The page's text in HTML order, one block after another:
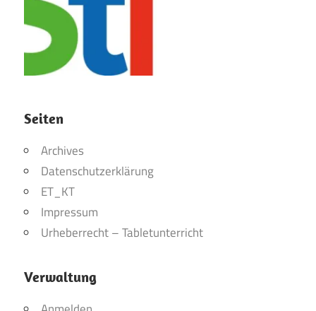
Seiten
Archives
Datenschutzerklärung
ET_KT
Impressum
Urheberrecht – Tabletunterricht
Verwaltung